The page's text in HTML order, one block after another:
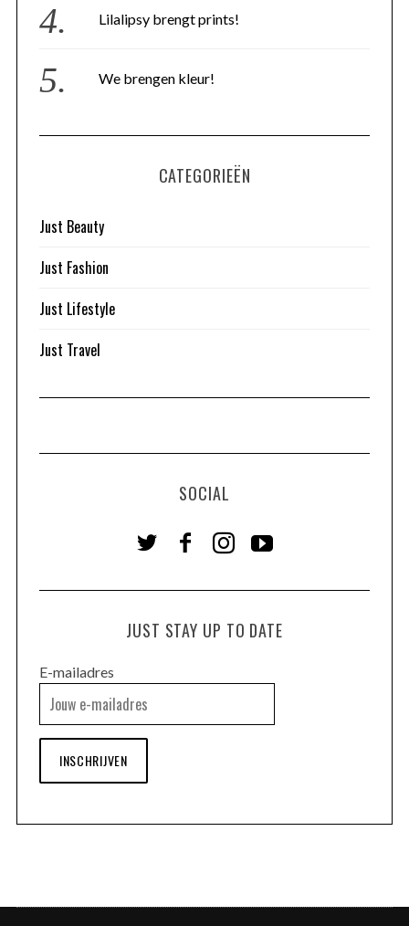
Lilalipsy brengt prints!
We brengen kleur!
CATEGORIEËN
Just Beauty
Just Fashion
Just Lifestyle
Just Travel
SOCIAL
JUST STAY UP TO DATE
E-mailadres
INSCHRIJVEN